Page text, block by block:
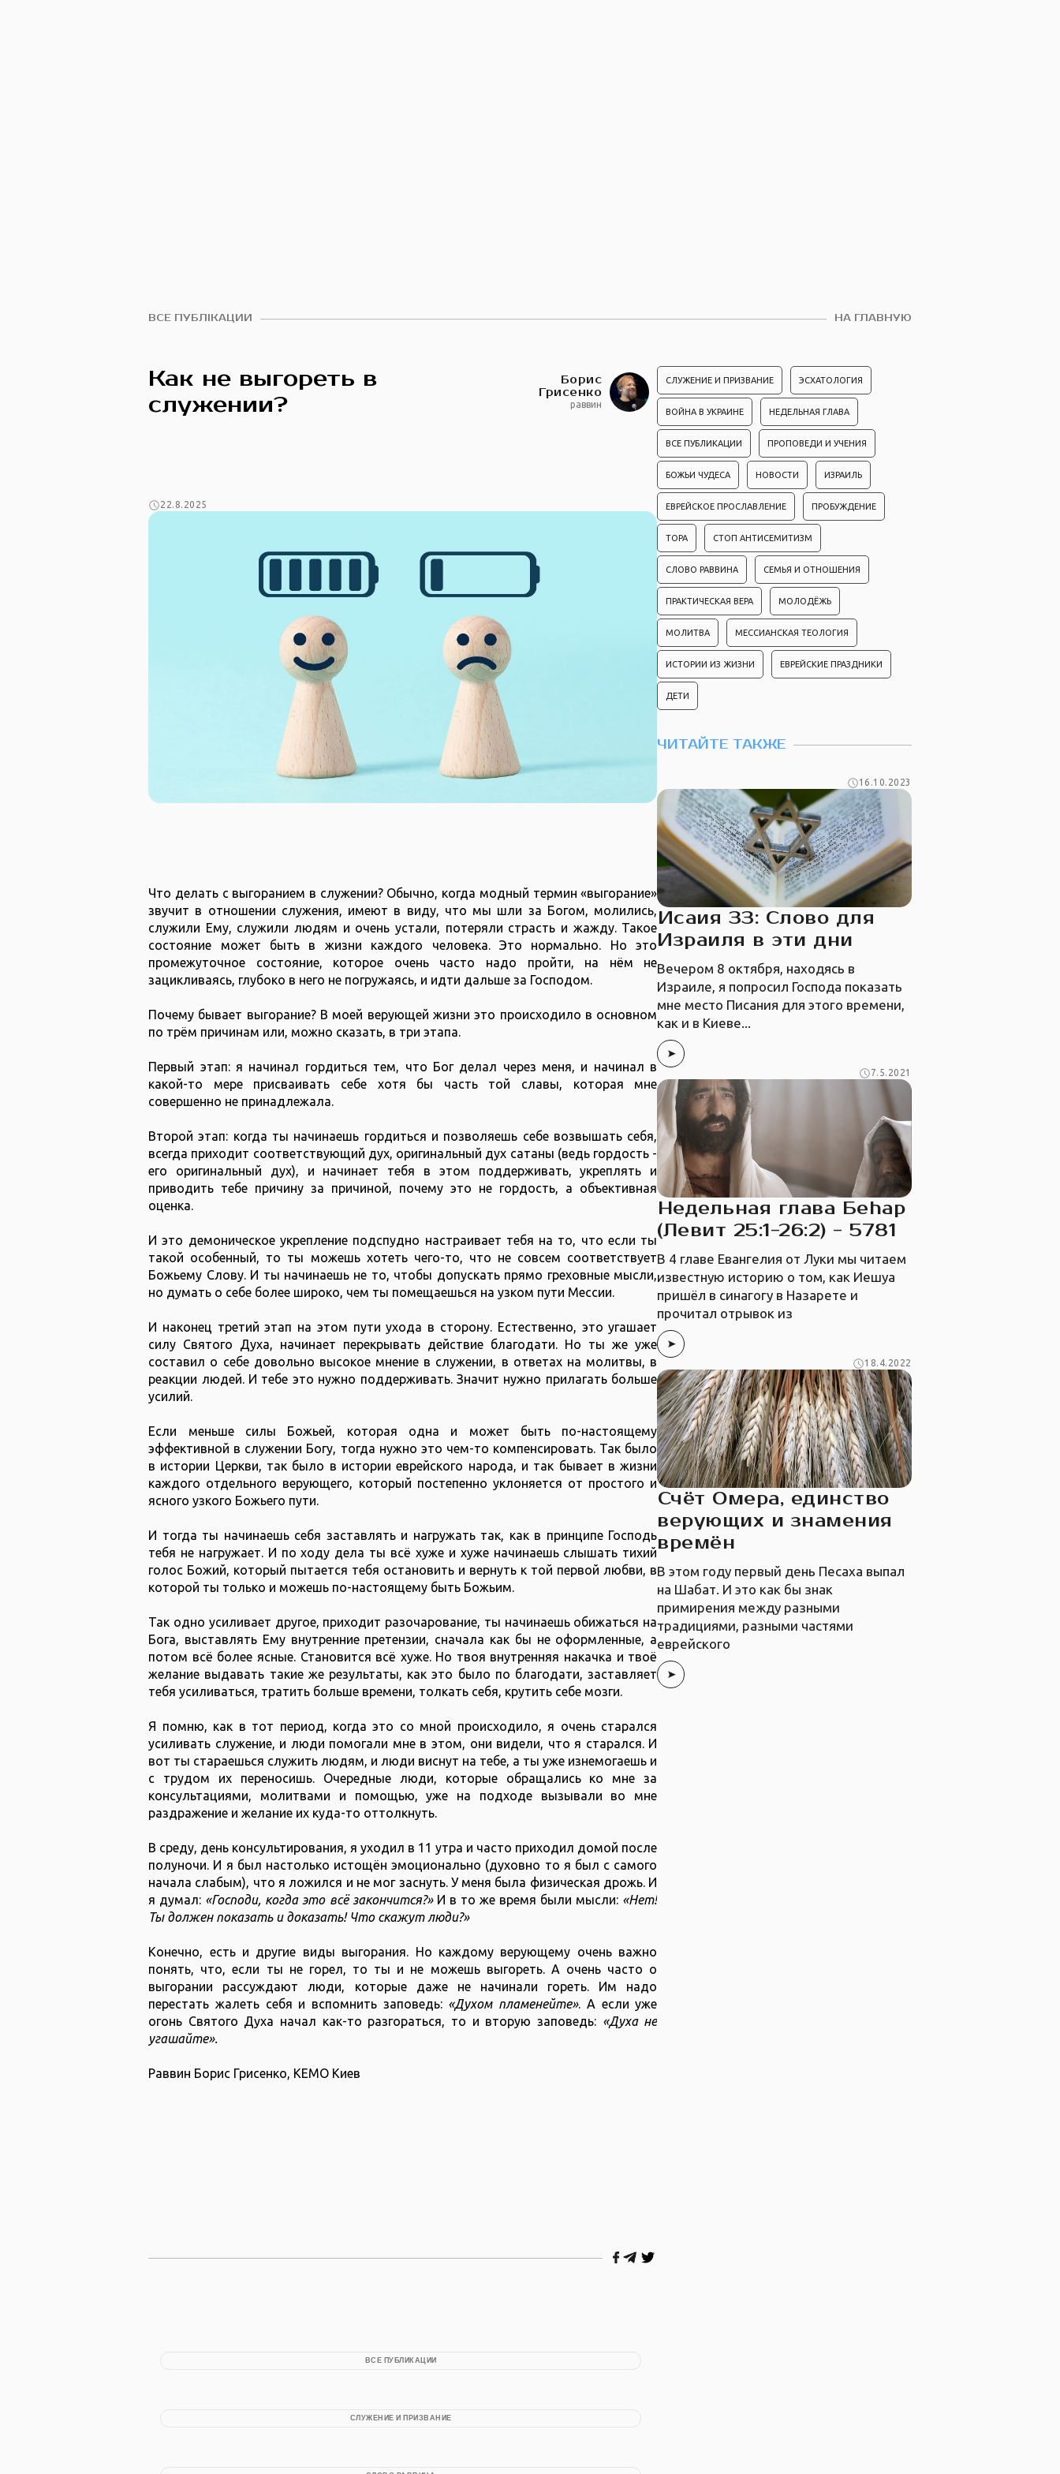
ВСЕ ПУБЛІКАЦИИ НА ГЛАВНУЮ
Как не выгореть в
служении?
Борис
Грисенко
раввин
22.8.2025
Что делать с выгоранием в служении? Обычно, когда модный термин «выгорание»
звучит в отношении служения, имеют в виду, что мы шли за Богом, молились,
служили Ему, служили людям и очень устали, потеряли страсть и жажду. Такое
состояние может быть в жизни каждого человека. Это нормально. Но это
промежуточное состояние, которое очень часто надо пройти, на нём не
зацикливаясь, глубоко в него не погружаясь, и идти дальше за Господом.
Почему бывает выгорание? В моей верующей жизни это происходило в основном
по трём причинам или, можно сказать, в три этапа.
Первый этап: я начинал гордиться тем, что Бог делал через меня, и начинал в
какой-то мере присваивать себе хотя бы часть той славы, которая мне
совершенно не принадлежала.
Второй этап: когда ты начинаешь гордиться и позволяешь себе возвышать себя,
всегда приходит соответствующий дух, оригинальный дух сатаны (ведь гордость -
его оригинальный дух), и начинает тебя в этом поддерживать, укреплять и
приводить тебе причину за причиной, почему это не гордость, а объективная
оценка.
И это демоническое укрепление подспудно настраивает тебя на то, что если ты
такой особенный, то ты можешь хотеть чего-то, что не совсем соответствует
Божьему Слову. И ты начинаешь не то, чтобы допускать прямо греховные мысли,
но думать о себе более широко, чем ты помещаешься на узком пути Мессии.
И наконец третий этап на этом пути ухода в сторону. Естественно, это угашает
силу Святого Духа, начинает перекрывать действие благодати. Но ты же уже
составил о себе довольно высокое мнение в служении, в ответах на молитвы, в
реакции людей. И тебе это нужно поддерживать. Значит нужно прилагать больше
усилий.
Если меньше силы Божьей, которая одна и может быть по-настоящему
эффективной в служении Богу, тогда нужно это чем-то компенсировать. Так было
в истории Церкви, так было в истории еврейского народа, и так бывает в жизни
каждого отдельного верующего, который постепенно уклоняется от простого и
ясного узкого Божьего пути.
И тогда ты начинаешь себя заставлять и нагружать так, как в принципе Господь
тебя не нагружает. И по ходу дела ты всё хуже и хуже начинаешь слышать тихий
голос Божий, который пытается тебя остановить и вернуть к той первой любви, в
которой ты только и можешь по-настоящему быть Божьим.
Так одно усиливает другое, приходит разочарование, ты начинаешь обижаться на
Бога, выставлять Ему внутренние претензии, сначала как бы не оформленные, а
потом всё более ясные. Становится всё хуже. Но твоя внутренняя накачка и твоё
желание выдавать такие же результаты, как это было по благодати, заставляет
тебя усиливаться, тратить больше времени, толкать себя, крутить себе мозги.
Я помню, как в тот период, когда это со мной происходило, я очень старался
усиливать служение, и люди помогали мне в этом, они видели, что я старался. И
вот ты стараешься служить людям, и люди виснут на тебе, а ты уже изнемогаешь и
с трудом их переносишь. Очередные люди, которые обращались ко мне за
консультациями, молитвами и помощью, уже на подходе вызывали во мне
раздражение и желание их куда-то оттолкнуть.
В среду, день консультирования, я уходил в 11 утра и часто приходил домой после
полуночи. И я был настолько истощён эмоционально (духовно то я был с самого
начала слабым), что я ложился и не мог заснуть. У меня была физическая дрожь. И
я думал: «Господи, когда это всё закончится?»И в то же время были мысли: «Нет!
Ты должен показать и доказать! Что скажут люди?»
Конечно, есть и другие виды выгорания. Но каждому верующему очень важно
понять, что, если ты не горел, то ты и не можешь выгореть. А очень часто о
выгорании рассуждают люди, которые даже не начинали гореть. Им надо
перестать жалеть себя и вспомнить заповедь: «Духом пламенейте». А если уже
огонь Святого Духа начал как-то разгораться, то и вторую заповедь: «Духа не
угашайте».
Раввин Борис Грисенко, КЕМО Киев
ВСЕ ПУБЛИКАЦИИ
СЛУЖЕНИЕ И ПРИЗВАНИЕ
СЛУЖЕНИЕ И ПРИЗВАНИЕ ЭСХАТОЛОГИЯ
ВОЙНА В УКРАИНЕ НЕДЕЛЬНАЯ ГЛАВА
ВСЕ ПУБЛИКАЦИИ ПРОПОВЕДИ И УЧЕНИЯ
БОЖЬИ ЧУДЕСА НОВОСТИ ИЗРАИЛЬ
ЕВРЕЙСКОЕ ПРОСЛАВЛЕНИЕ ПРОБУЖДЕНИЕ
ТОРА СТОП АНТИСЕМИТИЗМ
СЛОВО РАВВИНА СЕМЬЯ И ОТНОШЕНИЯ
ПРАКТИЧЕСКАЯ ВЕРА МОЛОДЁЖЬ
МОЛИТВА МЕССИАНСКАЯ ТЕОЛОГИЯ
ИСТОРИИ ИЗ ЖИЗНИ ЕВРЕЙСКИЕ ПРАЗДНИКИ
ДЕТИ
ЧИТАЙТЕ ТАКЖЕ
16.10.2023
Исаия 33: Слово для
Израиля в эти дни
Вечером 8 октября, находясь в
Израиле, я попросил Господа показать
мне место Писания для этого времени,
как и в Киеве...
7.5.2021
Недельная глава Беhар
(Левит 25:1-26:2) - 5781
В 4 главе Евангелия от Луки мы читаем
известную историю о том, как Иешуа
пришёл в синагогу в Назарете и
прочитал отрывок из
18.4.2022
Счёт Омера, единство
верующих и знамения
времён
В этом году первый день Песаха выпал
на Шабат. И это как бы знак
примирения между разными
традициями, разными частями
еврейского